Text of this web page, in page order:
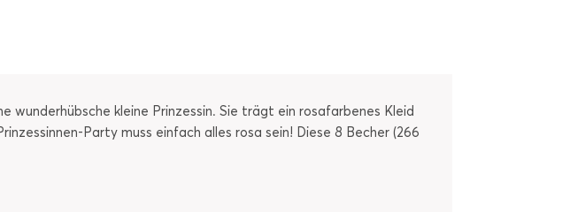
wunderhübsche kleine Prinzessin. Sie trägt ein rosafarbenes Kleid
Party muss einfach alles rosa sein! Diese 8 Becher (266